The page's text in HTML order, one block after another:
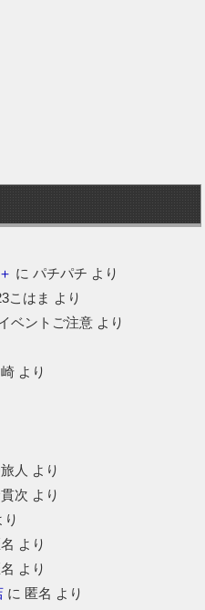
に パチパチ より
こはま より
ベントご注意より
より
人 より
次 より
り
より
より
に 匿名 より